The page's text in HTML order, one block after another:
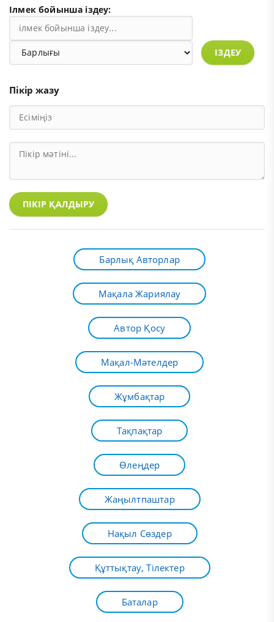
Ілмек бойынша іздеу:
ІЗДЕУ
Пікір жазу
ПІКІР ҚАЛДЫРУ
Барлық Авторлар
Мақала Жариялау
Автор Қосу
Мақал-Мәтелдер
Жұмбақтар
Тақпақтар
Өлеңдер
Жаңылтпаштар
Нақыл Сөздер
Құттықтау, Тілектер
Баталар